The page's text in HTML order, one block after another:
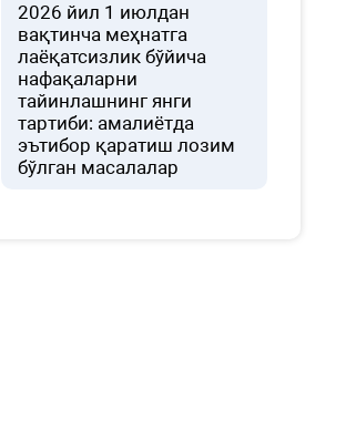
2026 йил 1 июлдан
вақтинча меҳнатга
лаёқатсизлик бўйича
нафақаларни
тайинлашнинг янги
тартиби: амалиётда
эътибор қаратиш лозим
бўлган масалалар